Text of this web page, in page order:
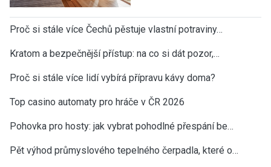
Proč si stále více Čechů pěstuje vlastní potraviny…
Kratom a bezpečnější přístup: na co si dát pozor,…
Proč si stále více lidí vybírá přípravu kávy doma?
Top casino automaty pro hráče v ČR 2026
Pohovka pro hosty: jak vybrat pohodlné přespání be…
Pět výhod průmyslového tepelného čerpadla, které o…